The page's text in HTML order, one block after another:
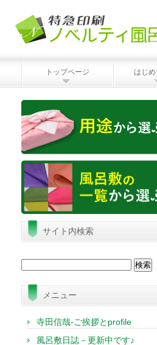
トップページ はじ
サイト内検索
メニュー
寺田信哉-ご挨拶とprofile
風呂敷日誌－更新中です♪